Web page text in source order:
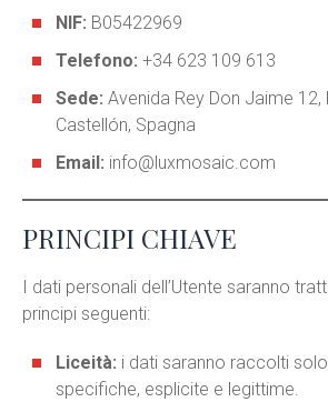
NIF: B05422969
Telefono: +34 623 109 613
Sede: Avenida Rey Don Jaime 12,
Castellón, Spagna
Email: info@luxmosaic.com
PRINCIPI CHIAVE
I dati personali dell’Utente saranno
principi seguenti:
Liceità: i dati saranno raccolti
specifiche, esplicite e legittime.